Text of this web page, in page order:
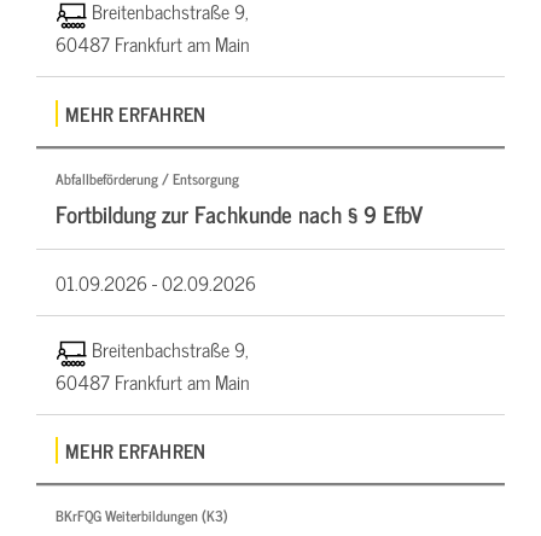
Breitenbachstraße 9,
60487 Frankfurt am Main
MEHR ERFAHREN
Abfallbeförderung / Entsorgung
Fortbildung zur Fachkunde nach § 9 EfbV
01.09.2026 -02.09.2026
Breitenbachstraße 9,
60487 Frankfurt am Main
MEHR ERFAHREN
BKrFQG Weiterbildungen (K3)